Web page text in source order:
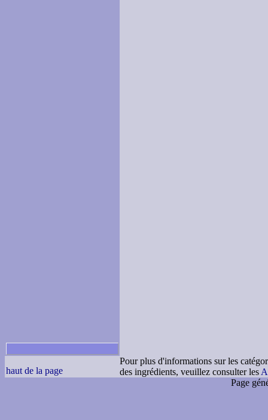
haut de la page
Pour plus d'informations sur les
des ingrédients, veuillez consulter les
Page